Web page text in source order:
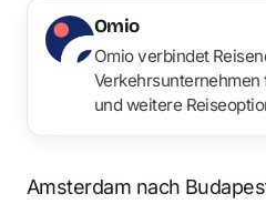
Omio
Omio verbindet
Verkehrsunternehmen
und weitere
Amsterdam nach